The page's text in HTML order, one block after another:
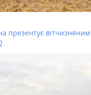
презентує вітчизняним